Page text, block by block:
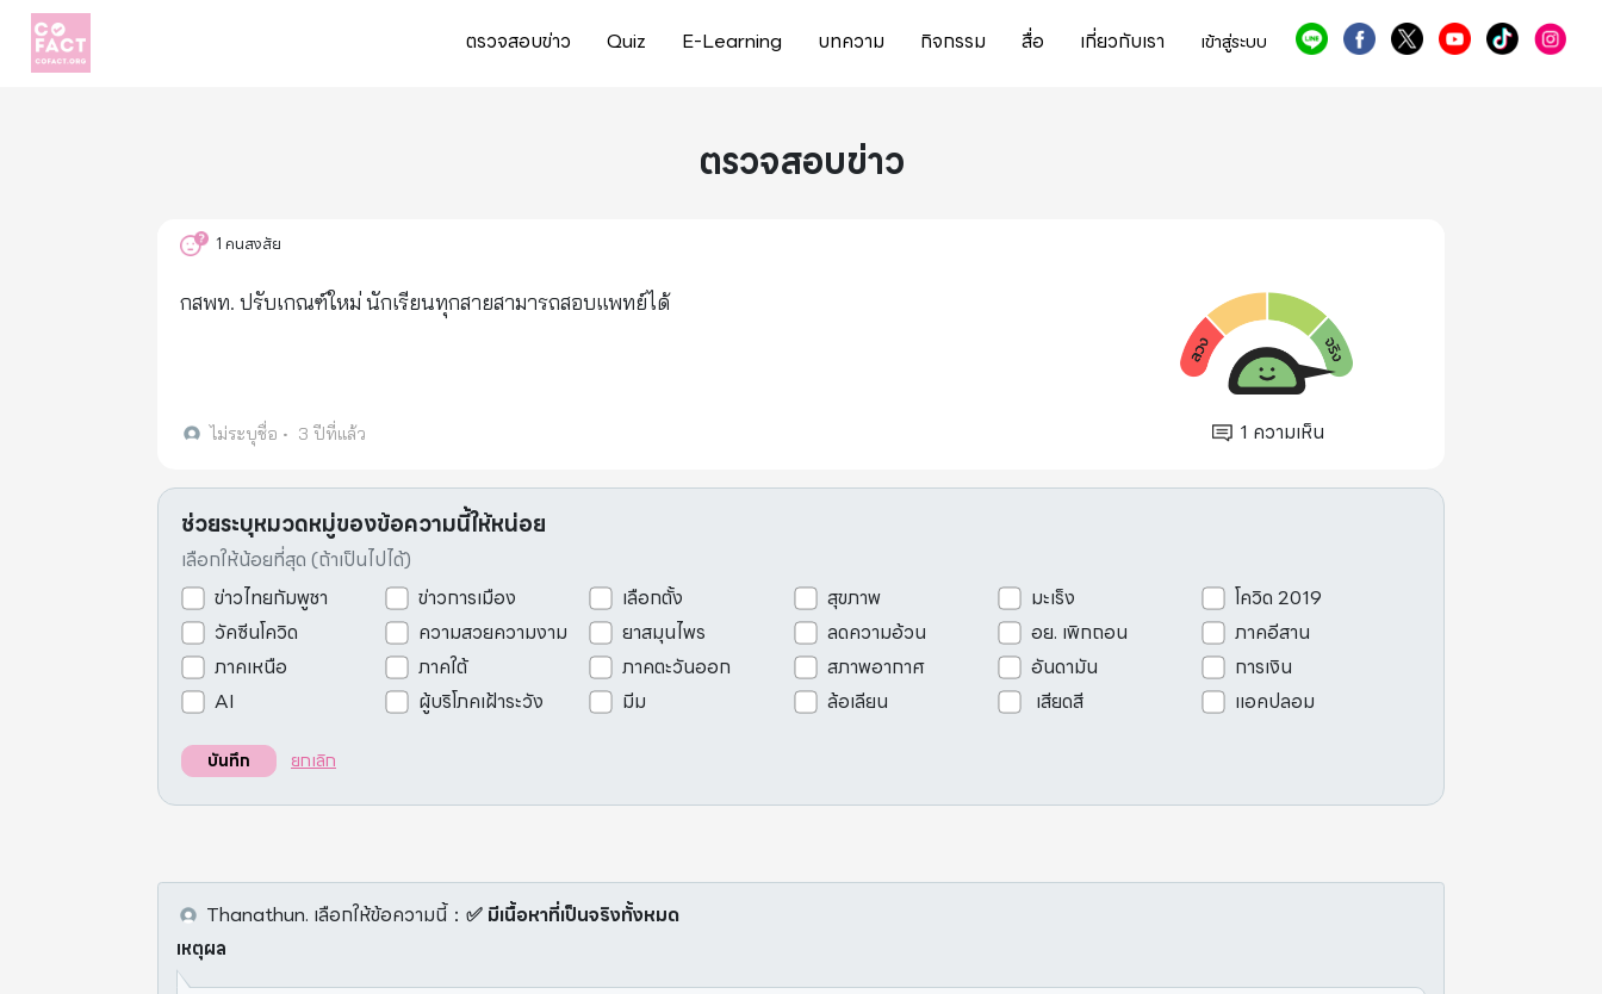
ตรวจสอบข่าว Quiz E-Learning บทความ กิจกรรม สื่อ เกี่ยวกับเรา เข้าสู่ระบบ
ตรวจสอบข่าว
1คนสงสัย
กสพท. ปรับเกณฑ์ใหม่ นักเรียนทุกสายสามารถสอบแพทย์ได้
ไม่ระบุชื่อ • 3 ปีที่แล้ว 1 ความเห็น
ช่วยระบุหมวดหมู่ของข้อความนี้ให้หน่อย
เลือกให้น้อยที่สุด (ถ้าเป็นไปได้)
ข่าวไทยกัมพูชา
ข่าวการเมือง เลือกตั้ง สุขภาพ มะเร็ง
โควิด 2019
วัคซีนโควิด
ความสวยความงาม ยาสมุนไพร ลดความอ้วน อย. เพิกถอน
ภาคอีสาน
ภาคเหนือ
ภาคใต้ ภาคตะวันออก สภาพอากาศ อันดามัน
การเงิน
AI
ผู้บริโภคเฝ้าระวัง มีม ล้อเลียน เสียดสี แอคปลอม
บันทึก ยกเลิก
Thanathun. เลือกให้ข้อความนี้： ✅ มีเนื้อหาที่เป็นจริงทั้งหมด
เหตุผล